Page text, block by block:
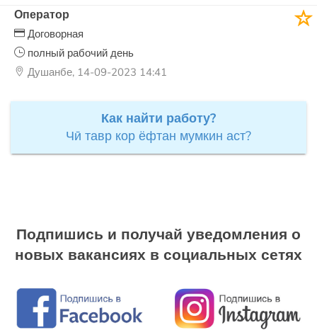
Оператор
Договорная
полный рабочий день
Душанбе, 14-09-2023 14:41
Как найти работу?
Чӣ тавр кор ёфтан мумкин аст?
Подпишись и получай уведомления о
новых вакансиях в социальных сетях